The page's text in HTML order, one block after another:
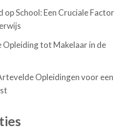
School: Een Cruciale Factor
Opleiding tot Makelaar in de
Opleidingen voor een